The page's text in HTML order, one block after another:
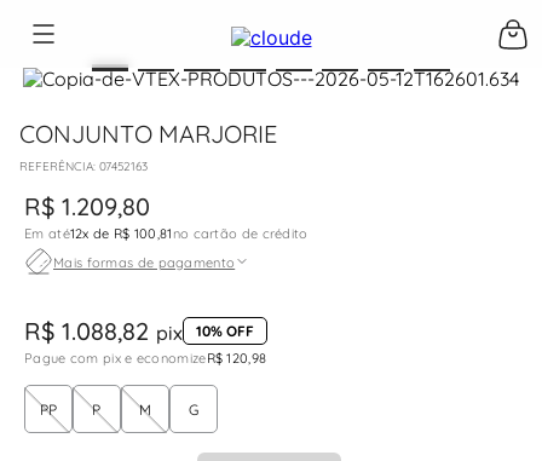
CONJUNTO MARJORIE
: 07452163
R$ 1.209,80
Em até12x de R$ 100,81 no cartão de crédito
Mais formas de pagamento
R$ 1.088,82 pix 10% OFF
Pague com pix e economizeR$ 120,98
PP P M G